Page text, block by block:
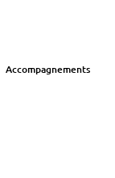
Accompagnements